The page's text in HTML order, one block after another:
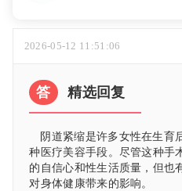
2026-05-12 11:51:06
答 精选回复
阴道紧缩是许多女性在生育
种医疗美容手段。尽管这种手
的自信心和性生活质量，但也
对身体健康带来的影响。